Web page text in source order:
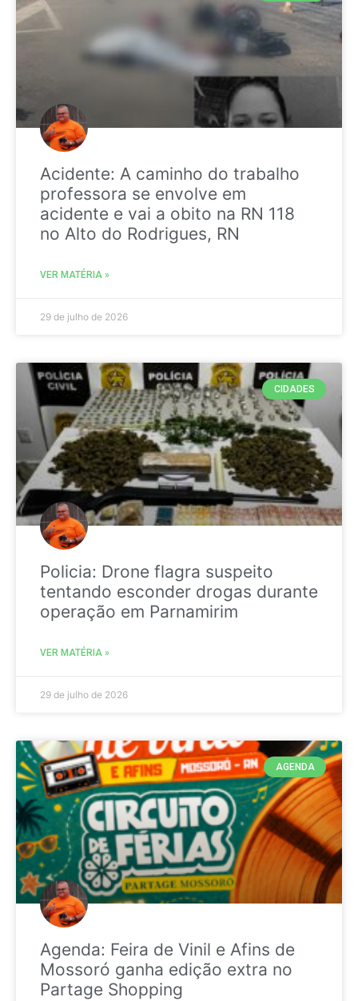
Acidente: A caminho do trabalho
professora se envolve em
acidente e vai a obito na RN 118
no Alto do Rodrigues, RN
VER MATÉRIA »
29 de julho de 2026
CIDADES
Policia: Drone flagra suspeito
tentando esconder drogas durante
operação em Parnamirim
VER MATÉRIA »
29 de julho de 2026
AGENDA
Agenda: Feira de Vinil e Afins de
Mossoró ganha edição extra no
Partage Shopping